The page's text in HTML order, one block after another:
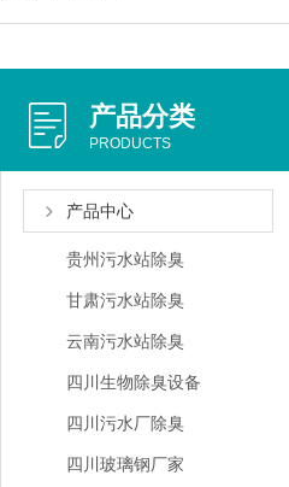
产品分类
PRODUCTS
产品中心
贵州污水站除臭
甘肃污水站除臭
云南污水站除臭
四川生物除臭设备
四川污水厂除臭
四川玻璃钢厂家